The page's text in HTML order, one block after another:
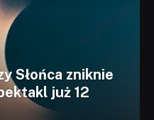
Słońca zniknie
już 12